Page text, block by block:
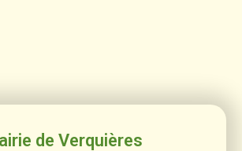
de Verquières